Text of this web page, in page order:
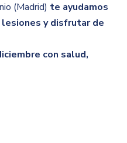
(Madrid) te ayudamos
lesiones y disfrutar de
con salud,